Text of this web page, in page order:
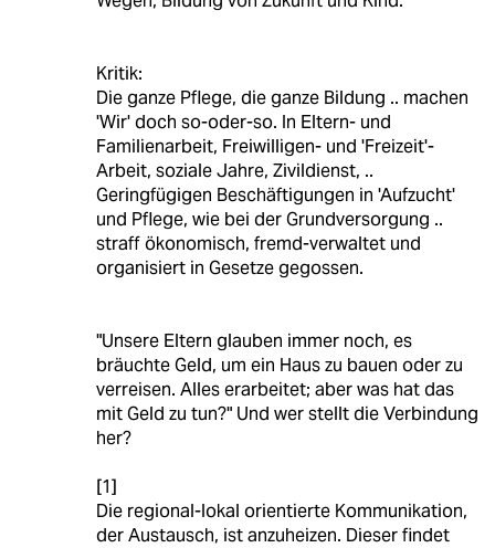
Kritik:
Die ganze Pflege, die ganze Bildung .. machen
'Wir' doch so-oder-so. In Eltern- und
Familienarbeit, Freiwilligen- und 'Freizeit'-
Arbeit, soziale Jahre, Zivildienst, ..
Geringfügigen Beschäftigungen in 'Aufzucht'
und Pflege, wie bei der Grundversorgung ..
straff ökonomisch, fremd-verwaltet und
organisiert in Gesetze gegossen.
"Unsere Eltern glauben immer noch, es
bräuchte Geld, um ein Haus zu bauen oder zu
verreisen. Alles erarbeitet; aber was hat das
mit Geld zu tun?" Und wer stellt die Verbindung
her?
[1]
Die regional-lokal orientierte Kommunikation,
der Austausch, ist anzuheizen. Dieser findet